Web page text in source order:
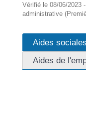
Vérifié le 08/06/2023
administrative
Aides sociales
Aides de